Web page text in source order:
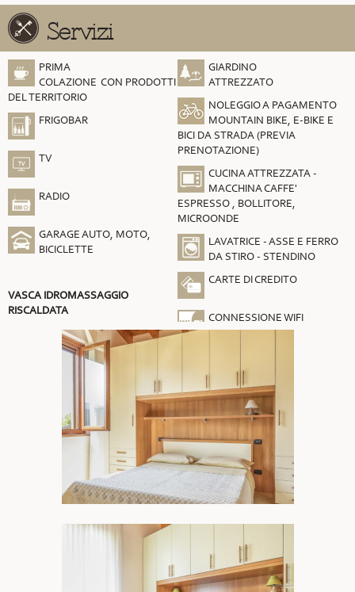
Servizi
PRIMA
COLAZIONE CON PRODOTTI
DEL TERRITORIO
FRIGOBAR
TV
RADIO
GARAGE AUTO, MOTO,
BICICLETTE
VASCA IDROMASSAGGIO
RISCALDATA
GIARDINO
ATTREZZATO
NOLEGGIO A PAGAMENTO
MOUNTAIN BIKE, E-BIKE E
BICI DA STRADA (PREVIA
PRENOTAZIONE)
CUCINA ATTREZZATA -
MACCHINA CAFFE'
ESPRESSO , BOLLITORE,
MICROONDE
LAVATRICE - ASSE E FERRO
DA STIRO - STENDINO
CARTE DI CREDITO
CONNESSIONE WIFI
GRATUITA